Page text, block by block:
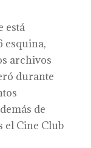
está
esquina,
archivos
durante
de
el Cine Club